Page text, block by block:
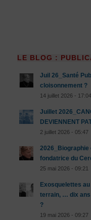
LE BLOG :
Juil 26_Santé
cloisonnement ?
14 juillet 2026 - 17:04
Juillet
DEVIENNENT
2 juillet 2026 - 05:47
2026_Biographie
fondatrice du
25 mai 2026 - 09:21
Exosquelettes
terrain, … dix ans
?
19 mai 2026 - 09:27